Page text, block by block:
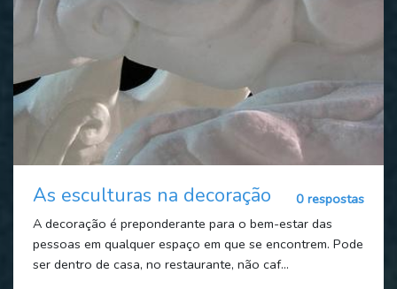
As esculturas na decoração
0 respostas
A decoração é preponderante para o bem-estar das
pessoas em qualquer espaço em que se encontrem. Pode
ser dentro de casa, no restaurante, não caf...